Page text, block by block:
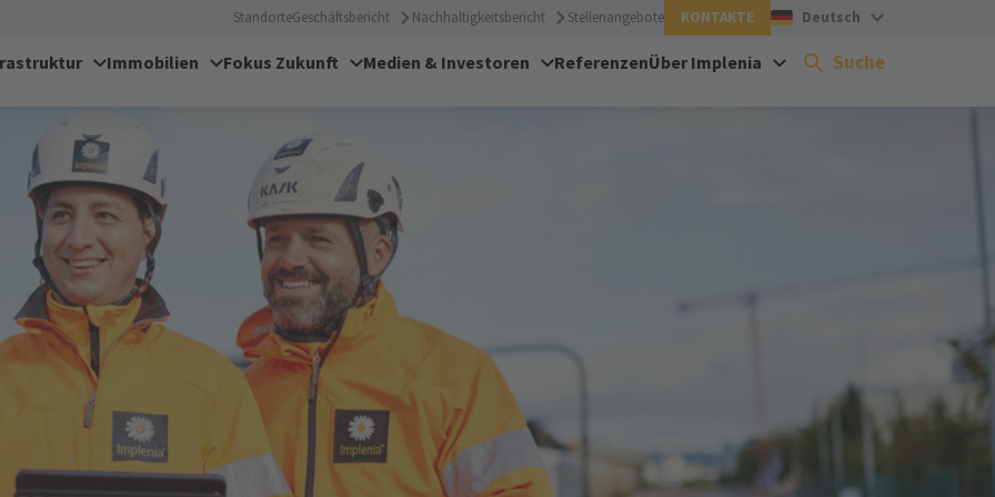
StandorteGeschäftsbericht Nachhaltigkeitsbericht Stellenangebote KONTAKTE Deutsch
Immobilien Fokus Zukunft Medien & Investoren ReferenzenÜber Implenia Suche